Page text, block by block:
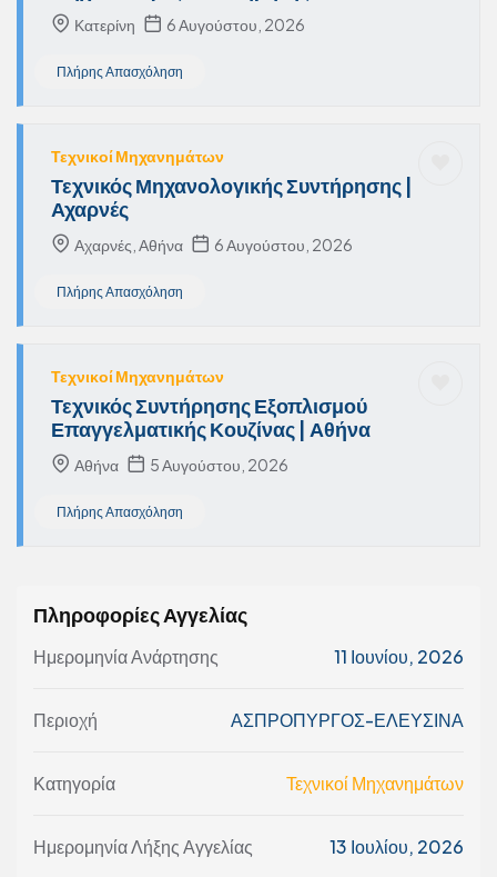
Κατερίνη 6 Αυγούστου, 2026
Πλήρης Απασχόληση
Τεχνικοί Μηχανημάτων
Τεχνικός Μηχανολογικής Συντήρησης |
Αχαρνές
Αχαρνές, Αθήνα 6 Αυγούστου, 2026
Πλήρης Απασχόληση
Τεχνικοί Μηχανημάτων
Τεχνικός Συντήρησης Εξοπλισμού
Επαγγελματικής Κουζίνας | Αθήνα
Αθήνα 5 Αυγούστου, 2026
Πλήρης Απασχόληση
Πληροφορίες Αγγελίας
Ημερομηνία Ανάρτησης 11 Ιουνίου, 2026
Περιοχή ΑΣΠΡΟΠΥΡΓΟΣ-ΕΛΕΥΣΙΝΑ
Κατηγορία Τεχνικοί Μηχανημάτων
Ημερομηνία Λήξης Αγγελίας 13 Ιουλίου, 2026